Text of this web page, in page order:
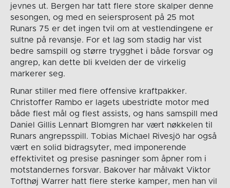
jevnes ut. Bergen har tatt flere store skalper denne
sesongen, og med en seiersprosent på 25 mot
Runars 75 er det ingen tvil om at vestlendingene er
sultne på revansje. For et lag som stadig har vist
bedre samspill og større trygghet i både forsvar og
angrep, kan dette bli kvelden der de virkelig
markerer seg.
Runar stiller med flere offensive kraftpakker.
Christoffer Rambo er lagets ubestridte motor med
både flest mål og flest assists, og hans samspill med
Daniel Gillis Lennart Blomgren har vært nøkkelen til
Runars angrepsspill. Tobias Michael Rivesjö har også
vært en solid bidragsyter, med imponerende
effektivitet og presise pasninger som åpner rom i
motstandernes forsvar. Bakover har målvakt Viktor
Tofthøj Warrer hatt flere sterke kamper, men han vil